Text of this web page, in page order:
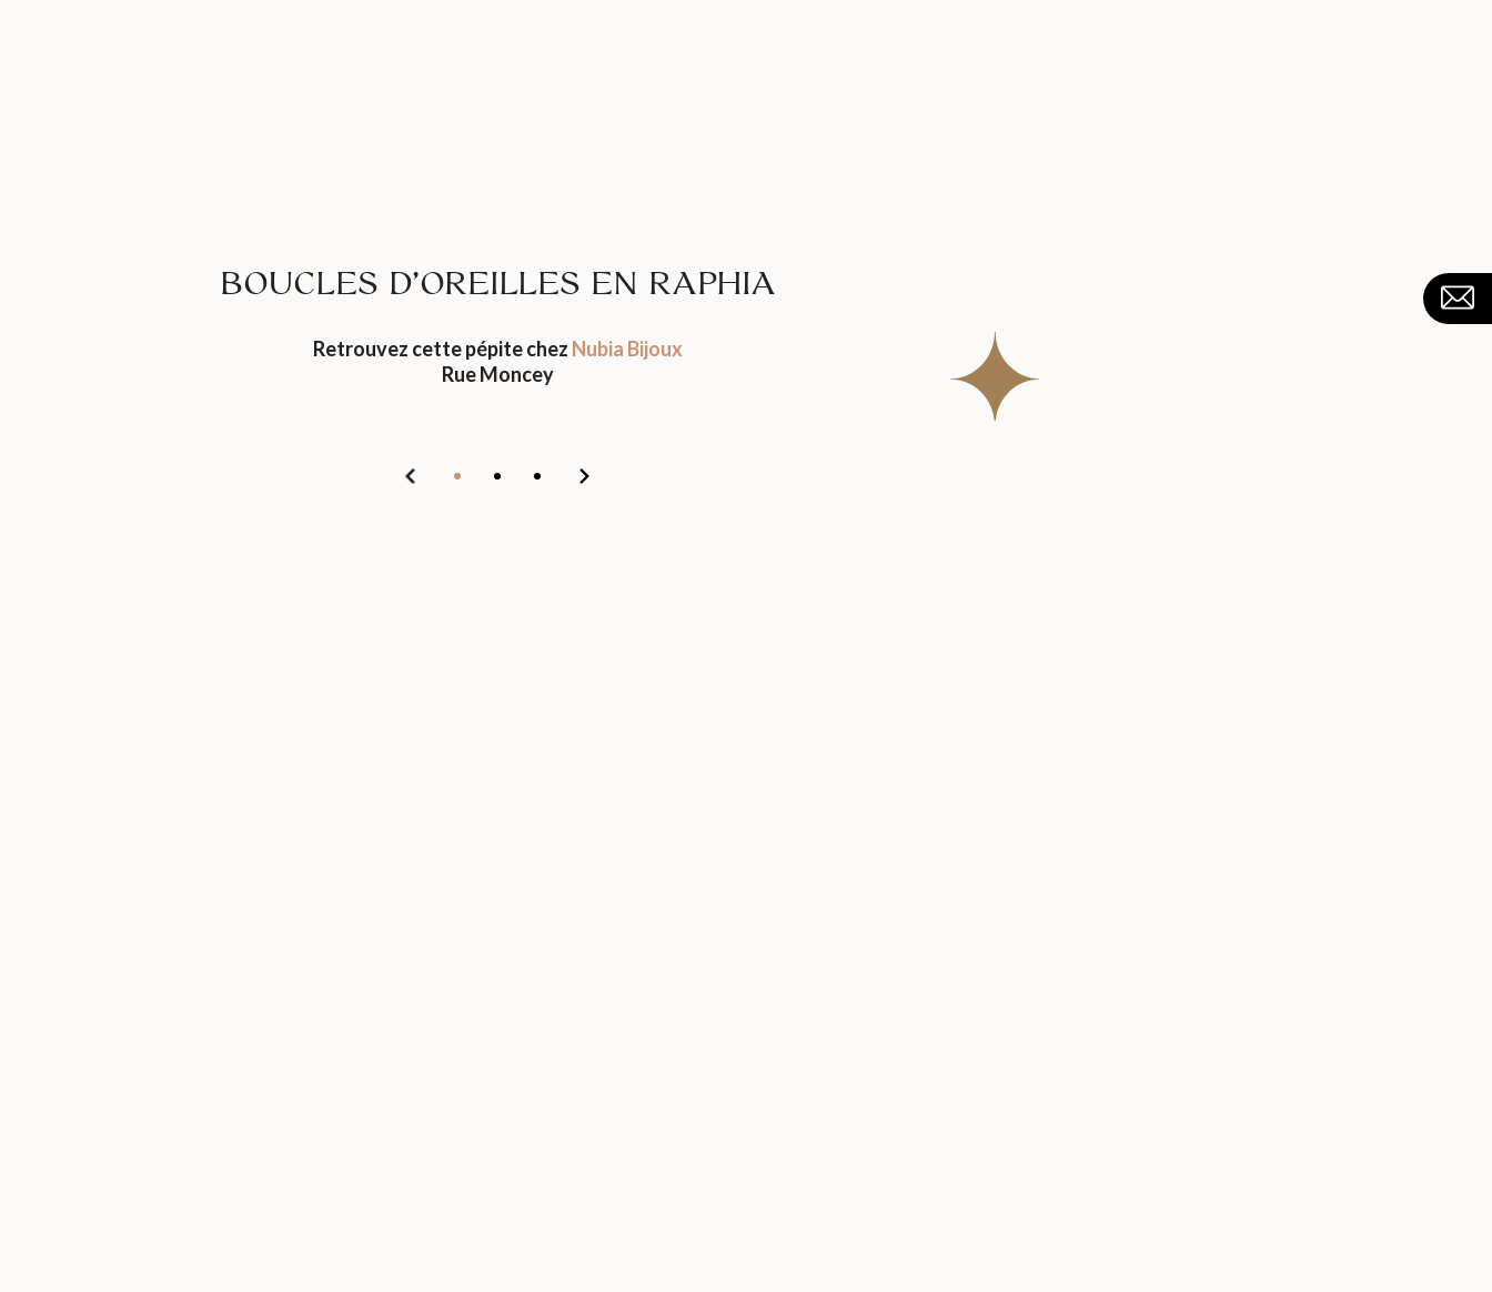
BOUCLES D’OREILLES EN RAPHIA
Retrouvez cette pépite chez Nubia Bijoux
Rue Moncey